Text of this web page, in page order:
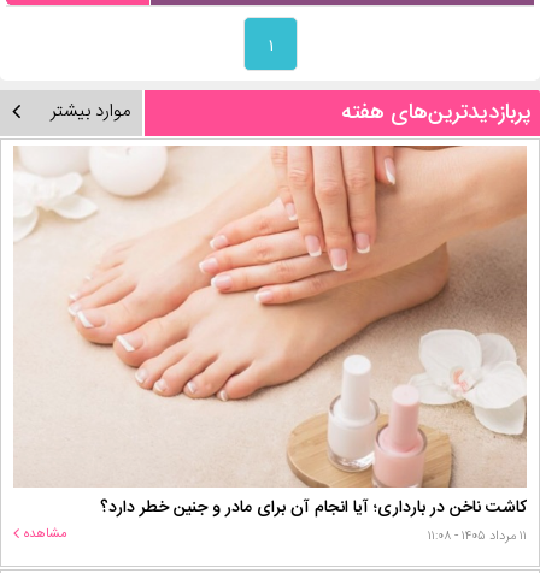
۱
پربازدیدترین‌های هفته موارد بیشتر
کاشت ناخن در بارداری؛ آیا انجام آن برای مادر و جنین خطر دارد؟
۱۱ مرداد ۱۴۰۵ - ۱۱:۰۸ مشاهده